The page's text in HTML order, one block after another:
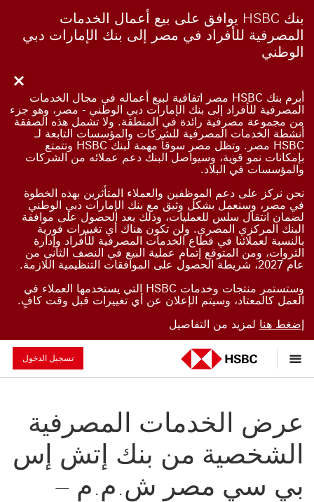
بنك HSBC يوافق على بيع أعمال الخدمات
المصرفية للأفراد في مصر إلى بنك الإمارات دبي
الوطني
Close
أبرم بنك HSBC مصر اتفاقية لبيع أعماله في مجال الخدمات
المصرفية للأفراد إلى بنك الإمارات دبي الوطني - مصر، وهو جزء
من مجموعة مصرفية رائدة في المنطقة. ولا تشمل هذه الصفقة
أنشطة الخدمات المصرفية للشركات والمؤسسات التابعة لـ
HSBC مصر. وتظل مصر سوقاً مهمة لبنك HSBC وتتمتع
بإمكانات نمو قوية، وسيواصل البنك دعم عملائه من الشركات
والمؤسسات في البلاد.
نحن نركز على دعم الموظفين والعملاء المتأثرين بهذه الخطوة
في مصر، وسنعمل بشكل وثيق مع بنك الإمارات دبي الوطني
لضمان انتقال سلس للعمليات، وذلك بعد الحصول على موافقة
البنك المركزي المصري. ولن تكون هناك أي تغييرات فورية
بالنسبة لعملائنا في قطاع الخدمات المصرفية للأفراد وإدارة
الثروات، ومن المتوقع إتمام عملية البيع في النصف الثاني من
عام 2027، شريطة الحصول على الموافقات التنظيمية اللازمة.
وستستمر منتجات وخدمات HSBC التي يستخدمها العملاء في
العمل كالمعتاد، وسيتم الإعلان عن أي تغييرات قبل وقت كافٍ.
إضغط هنا لمزيد من التفاصيل
تسجيل الدخول
عرض الخدمات المصرفية
الشخصية من بنك إتش إس
بي سي مصر ش.م.م –